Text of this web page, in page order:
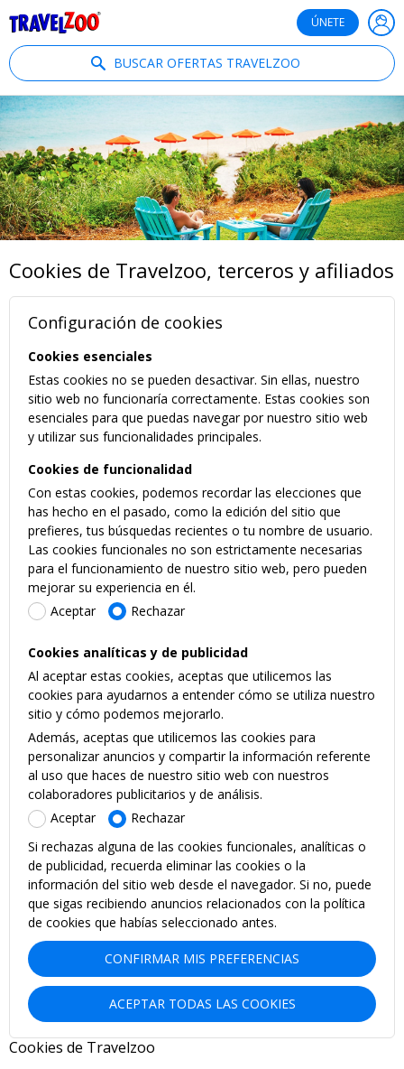
ÚNETE
BUSCAR OFERTAS TRAVELZOO
Cookies de Travelzoo, terceros y afiliados
Configuración de cookies
Cookies esenciales
Estas cookies no se pueden desactivar. Sin ellas, nuestro
sitio web no funcionaría correctamente. Estas cookies son
esenciales para que puedas navegar por nuestro sitio web
y utilizar sus funcionalidades principales.
Cookies de funcionalidad
Con estas cookies, podemos recordar las elecciones que
has hecho en el pasado, como la edición del sitio que
prefieres, tus búsquedas recientes o tu nombre de usuario.
Las cookies funcionales no son estrictamente necesarias
para el funcionamiento de nuestro sitio web, pero pueden
mejorar su experiencia en él.
Aceptar
Rechazar
Cookies analíticas y de publicidad
Al aceptar estas cookies, aceptas que utilicemos las
cookies para ayudarnos a entender cómo se utiliza nuestro
sitio y cómo podemos mejorarlo.
Además, aceptas que utilicemos las cookies para
personalizar anuncios y compartir la información referente
al uso que haces de nuestro sitio web con nuestros
colaboradores publicitarios y de análisis.
Aceptar
Rechazar
Si rechazas alguna de las cookies funcionales, analíticas o
de publicidad, recuerda eliminar las cookies o la
información del sitio web desde el navegador. Si no, puede
que sigas recibiendo anuncios relacionados con la política
de cookies que habías seleccionado antes.
CONFIRMAR MIS PREFERENCIAS
ACEPTAR TODAS LAS COOKIES
Cookies de Travelzoo